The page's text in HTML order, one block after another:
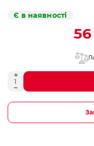
Є в наявності